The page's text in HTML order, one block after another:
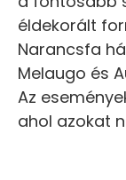
éldekorált
Narancsfa
Melaugo és
Az
ahol azokat